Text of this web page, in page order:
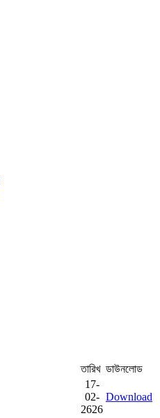
তারিখ ডাউনলোড
17-
02-
2626
Download